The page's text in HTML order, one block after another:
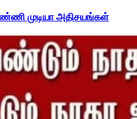
முடியா அதிசயங்கள்